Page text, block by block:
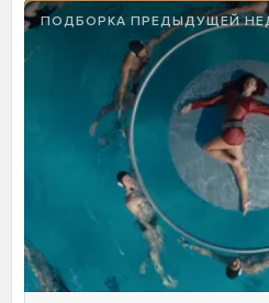
ПОДБОРКА ПРЕДЫДУЩЕЙ